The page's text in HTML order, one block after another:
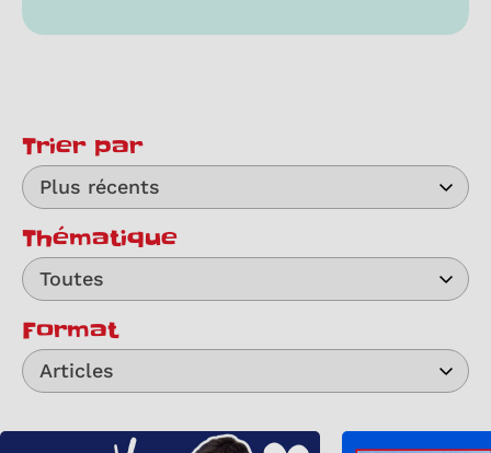
Trier par
Plus récents
Thématique
Toutes
Format
Articles